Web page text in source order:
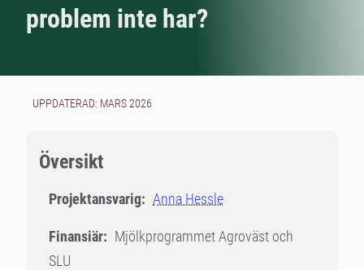
problem inte har?
UPPDATERAD: MARS 2026
Översikt
Projektansvarig: Anna Hessle
Finansiär: Mjölkprogrammet Agroväst och
SLU